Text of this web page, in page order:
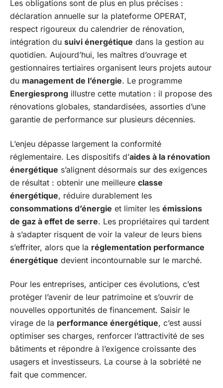
Les obligations sont de plus en plus précises :
déclaration annuelle sur la plateforme OPERAT,
respect rigoureux du calendrier de rénovation,
intégration du suivi énergétique dans la gestion au
quotidien. Aujourd’hui, les maîtres d’ouvrage et
gestionnaires tertiaires organisent leurs projets autour
du management de l’énergie. Le programme
Energiesprong illustre cette mutation : il propose des
rénovations globales, standardisées, assorties d’une
garantie de performance sur plusieurs décennies.
L’enjeu dépasse largement la conformité
réglementaire. Les dispositifs d’aides à la rénovation
énergétique s’alignent désormais sur des exigences
de résultat : obtenir une meilleure classe
énergétique, réduire durablement les
consommations d’énergie et limiter les émissions
de gaz à effet de serre. Les propriétaires qui tardent
à s’adapter risquent de voir la valeur de leurs biens
s’effriter, alors que la réglementation performance
énergétique devient incontournable sur le marché.
Pour les entreprises, anticiper ces évolutions, c’est
protéger l’avenir de leur patrimoine et s’ouvrir de
nouvelles opportunités de financement. Saisir le
virage de la performance énergétique, c’est aussi
optimiser ses charges, renforcer l’attractivité de ses
bâtiments et répondre à l’exigence croissante des
usagers et investisseurs. La course à la sobriété ne
fait que commencer.